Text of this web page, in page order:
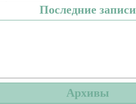
Последние записи
Архивы